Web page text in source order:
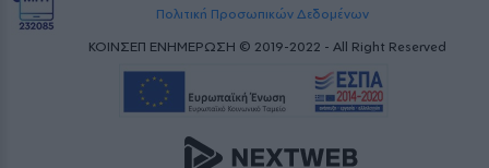
Πολιτική Προσωπικών Δεδομένων
ΚΟΙΝΣΕΠ ΕΝΗΜΕΡΩΣΗ © 2019-2022 - All Right Reserved